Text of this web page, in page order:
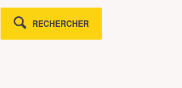
RECHERCHER